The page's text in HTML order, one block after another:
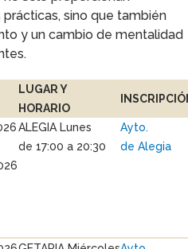
sino que también
y un cambio de mentalidad
LUGAR Y
HORARIO
ALEGIA Lunes
de 17:00 a 20:30
Ayto.
de Alegia